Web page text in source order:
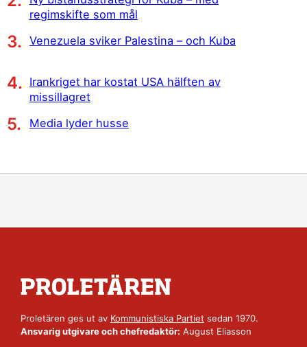
regimskifte som mål
Venezuela sviker Palestina – och Kuba
Irankriget har kostat USA hälften av
missillagret
Media lyder husse
Proletären ges ut av Kommunistiska Partiet sedan 1970.
Ansvarig utgivare och chefredaktör: August Eliasson